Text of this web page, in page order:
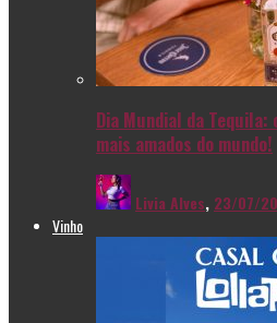
Dia Mundial da
mais amados do mundo!
Livia Alves, 23/07/
Vinho